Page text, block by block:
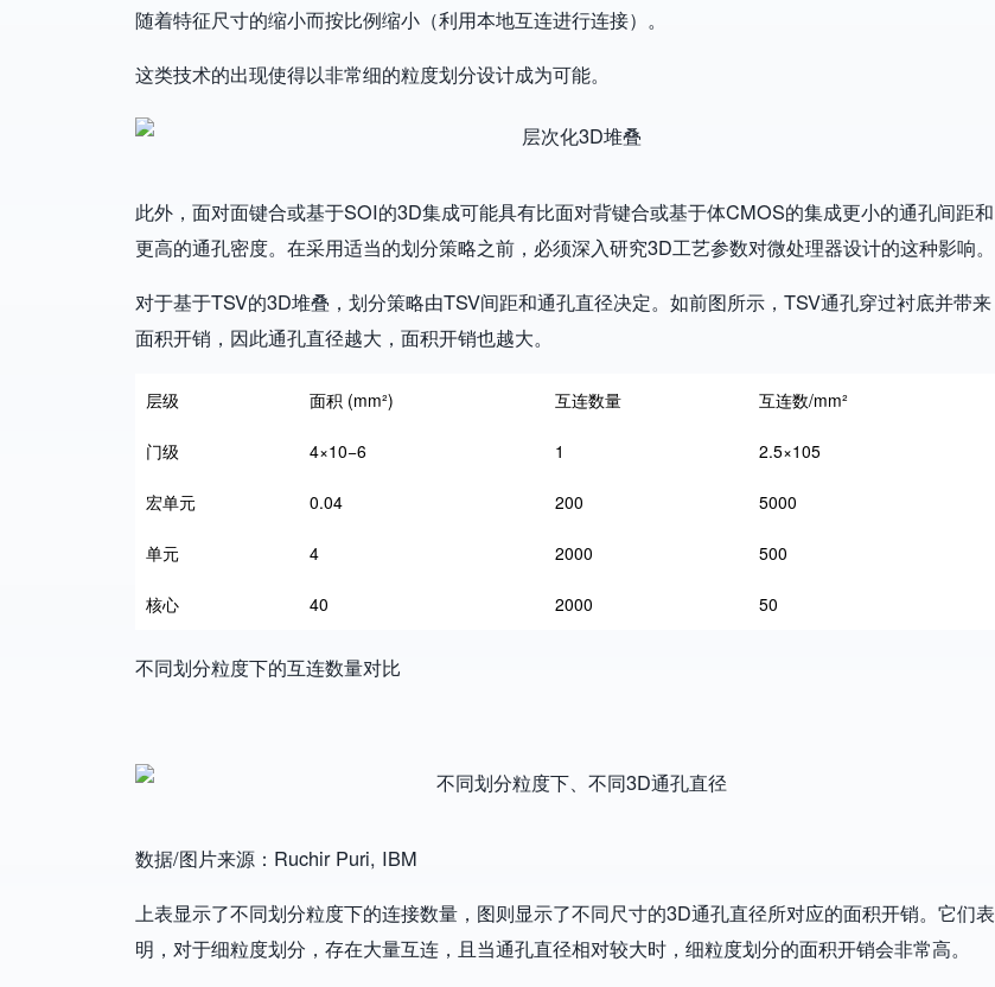
随着特征尺寸的缩小而按比例缩小（利用本地互连进行连接）。
这类技术的出现使得以非常细的粒度划分设计成为可能。
Image
此外，面对面键合或基于SOI的3D集成可能具有比面对背键合或基于体CMOS的集成更小的通孔间距和
更高的通孔密度。在采用适当的划分策略之前，必须深入研究3D工艺参数对微处理器设计的这种影响。
对于基于TSV的3D堆叠，划分策略由TSV间距和通孔直径决定。如前图所示，TSV通孔穿过衬底并带来
面积开销，因此通孔直径越大，面积开销也越大。
层级 面积 (mm²) 互连数量 互连数/mm²
门级 4×10−6 1 2.5×105
宏单元 0.04 200 5000
单元 4 2000 500
核心 40 2000 50
不同划分粒度下的互连数量对比
Image
数据/图片来源：Ruchir Puri, IBM
上表显示了不同划分粒度下的连接数量，图则显示了不同尺寸的3D通孔直径所对应的面积开销。它们表
明，对于细粒度划分，存在大量互连，且当通孔直径相对较大时，细粒度划分的面积开销会非常高。